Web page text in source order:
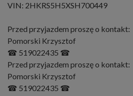
VIN: 2HKRS5H5XSH700449
Przed przyjazdem proszę o kontakt:
Pomorski Krzysztof
☎ 519022435 ☎
Przed przyjazdem proszę o kontakt:
Pomorski Krzysztof
☎ 519022435 ☎